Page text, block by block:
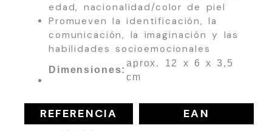
edad, nacionalidad/color de piel
Promueven la identificación, la
comunicación, la imaginación y las
habilidades socioemocionales
Dimensiones:
aprox. 12 x 6 x 3,5
cm
REFERENCIA
EAN